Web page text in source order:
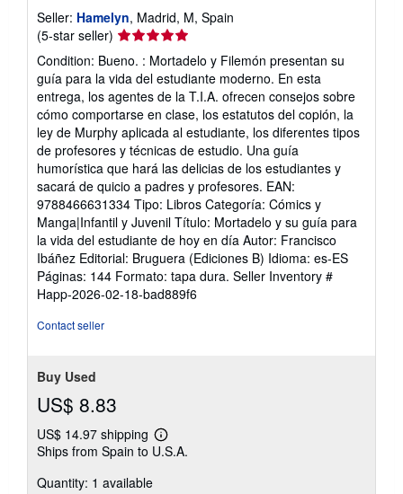
Seller: Hamelyn, Madrid, M, Spain
(5-star seller) Seller
5
out
of
5
stars
Condition: Bueno. : Mortadelo y Filemón presentan su
guía para la vida del estudiante moderno. En esta
entrega, los agentes de la T.I.A. ofrecen consejos sobre
cómo comportarse en clase, los estatutos del copión, la
ley de Murphy aplicada al estudiante, los diferentes tipos
de profesores y técnicas de estudio. Una guía
humorística que hará las delicias de los estudiantes y
sacará de quicio a padres y profesores. EAN:
9788466631334 Tipo: Libros Categoría: Cómics y
Manga|Infantil y Juvenil Título: Mortadelo y su guía para
la vida del estudiante de hoy en día Autor: Francisco
Ibáñez Editorial: Bruguera (Ediciones B) Idioma: es-ES
Páginas: 144 Formato: tapa dura. Seller Inventory #
Happ-2026-02-18-bad889f6
Contact seller
Buy Used
US$ 8.83
US$ 14.97 shipping
Learn
more
Ships from Spain to U.S.A.
Quantity: 1 available